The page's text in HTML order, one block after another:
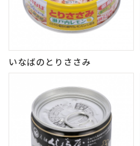
いなばのとりささみ